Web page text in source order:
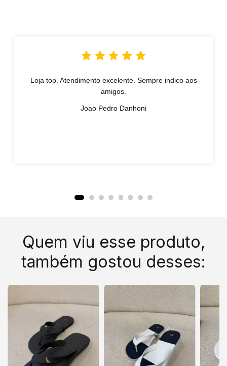
Loja top. Atendimento excelente. Sempre indico aos
amigos.
Joao Pedro Danhoni
Quem viu esse produto,
também gostou desses: